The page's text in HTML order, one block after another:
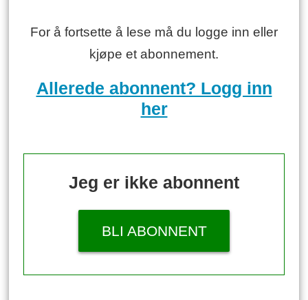
For å fortsette å lese må du logge inn eller
kjøpe et abonnement.
Allerede abonnent? Logg inn
her
Jeg er ikke abonnent
BLI ABONNENT